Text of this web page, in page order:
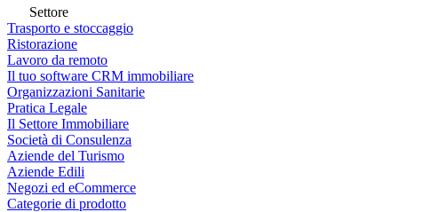
Settore
Trasporto e stoccaggio
Ristorazione
Lavoro da remoto
Il tuo software CRM immobiliare
Organizzazioni Sanitarie
Pratica Legale
Il Settore Immobiliare
Società di Consulenza
Aziende del Turismo
Aziende Edili
Negozi ed eCommerce
Categorie di prodotto